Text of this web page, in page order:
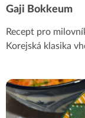
Gaji Bokkeum
Recept pro
Korejská klasika